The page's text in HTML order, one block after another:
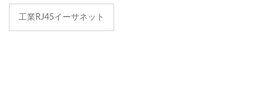
工業RJ45イーサネット